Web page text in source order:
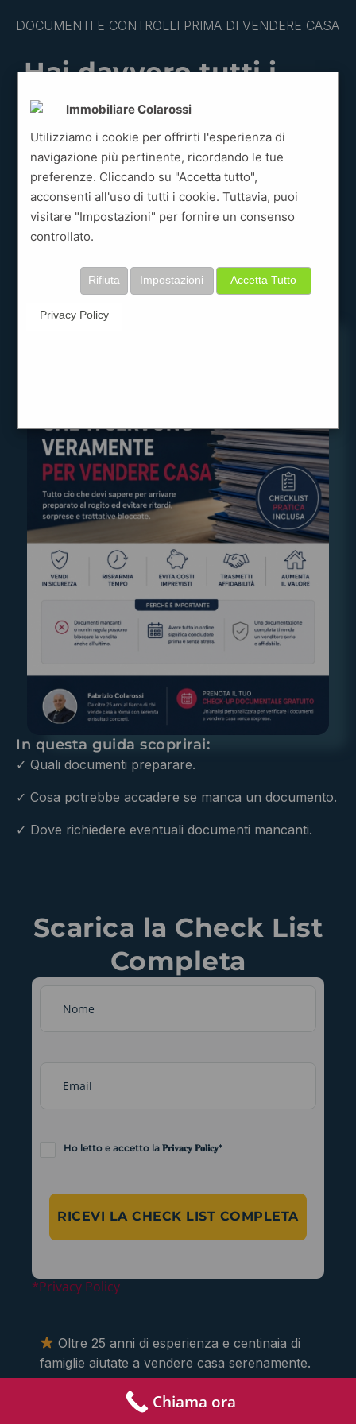
DOCUMENTI E CONTROLLI PRIMA DI VENDERE CASA
Hai davvero tutti i
documenti necessari
per vendere casa?
Molte compravendite si
complicano o subiscono
ritardi perché emerge un
documento mancante
proprio nel momento meno
opportuno.
In questa guida scoprirai:
✓ Quali documenti preparare.
✓ Cosa potrebbe accadere se manca un documento.
✓ Dove richiedere eventuali documenti mancanti.
Scarica la Check List
Completa
Ho letto e accetto la 𝐏𝐫𝐢𝐯𝐚𝐜𝐲 𝐏𝐨𝐥𝐢𝐜𝐲*
RICEVI LA CHECK LIST COMPLETA
*Privacy Policy
Oltre 25 anni di esperienza e centinaia di
famiglie aiutate a vendere casa serenamente.
Chiama ora
Immobiliare Colarossi
Utilizziamo i cookie per offrirti l'esperienza di
navigazione più pertinente, ricordando le tue
preferenze. Cliccando su "Accetta tutto",
acconsenti all'uso di tutti i cookie. Tuttavia, puoi
visitare "Impostazioni" per fornire un consenso
controllato.
Accetta Tutto
Impostazioni
Rifiuta
Privacy Policy